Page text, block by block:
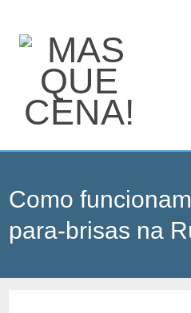
Como
para-brisas na